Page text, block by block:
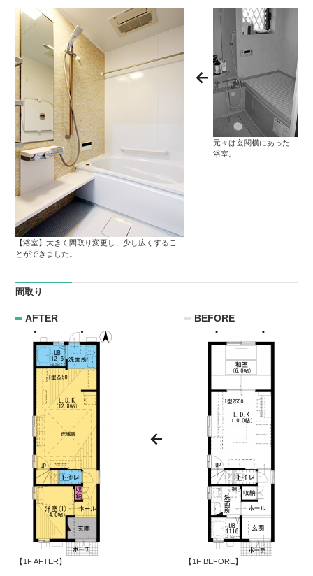
元々は玄関横にあった
浴室。
【浴室】大きく間取り変更し、少し広くするこ
とができました。
間取り
BEFORE
【1F BEFORE】
AFTER
【1F AFTER】